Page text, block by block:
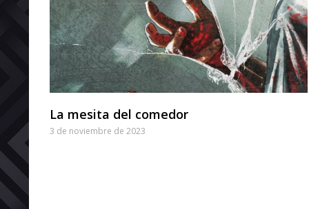
La mesita del comedor
3 de noviembre de 2023